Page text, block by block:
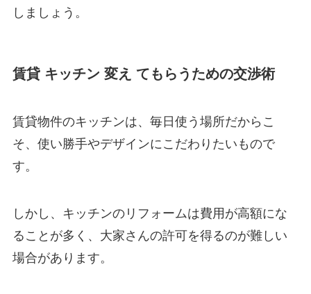
しましょう。
賃貸 キッチン 変え てもらうための交渉術
賃貸物件のキッチンは、毎日使う場所だからこ
そ、使い勝手やデザインにこだわりたいもので
す。
しかし、キッチンのリフォームは費用が高額にな
ることが多く、大家さんの許可を得るのが難しい
場合があります。